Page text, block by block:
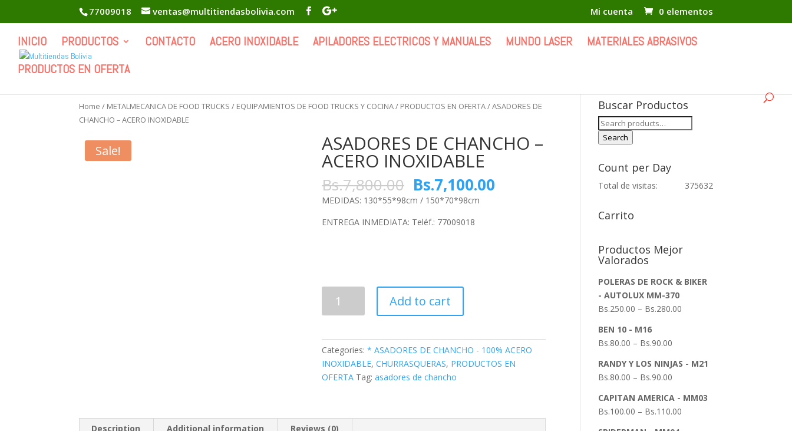
77009018 ventas@multitiendasbolivia.com Mi cuenta 0 elementos
INICIO PRODUCTOS CONTACTO ACERO INOXIDABLE APILADORES ELECTRICOS Y MANUALES MUNDO LASER
MATERIALES ABRASIVOS
PRODUCTOS EN OFERTA
Home / METALMECANICA DE FOOD TRUCKS / EQUIPAMIENTOS DE FOOD TRUCKS Y COCINA/ PRODUCTOS EN OFERTA/ ASADORES DE
CHANCHO – ACERO INOXIDABLE
Sale! ASADORES DE CHANCHO –
ACERO INOXIDABLE
Bs.7,800.00 Bs.7,100.00
MEDIDAS: 130*55*98cm / 150*70*98cm
ENTREGA INMEDIATA: Teléf.: 77009018
ACERO
INOXIDABLE
quantity
Add to cart
Categories:* ASADORES DE CHANCHO - 100% ACERO
INOXIDABLE,CHURRASQUERAS, PRODUCTOS EN
OFERTA Tag:asadores de chancho
Description Additional information Reviews (0)
Buscar Productos
Search
for:
Search
Count per Day
375632
Total de visitas:
Carrito
Productos Mejor
Valorados
POLERAS DE ROCK & BIKER
- AUTOLUX MM-370
Bs.250.00 – Bs.280.00
BEN 10 - M16
Bs.80.00 – Bs.90.00
RANDY Y LOS NINJAS - M21
Bs.80.00 – Bs.90.00
CAPITAN AMERICA - MM03
Bs.100.00 – Bs.110.00